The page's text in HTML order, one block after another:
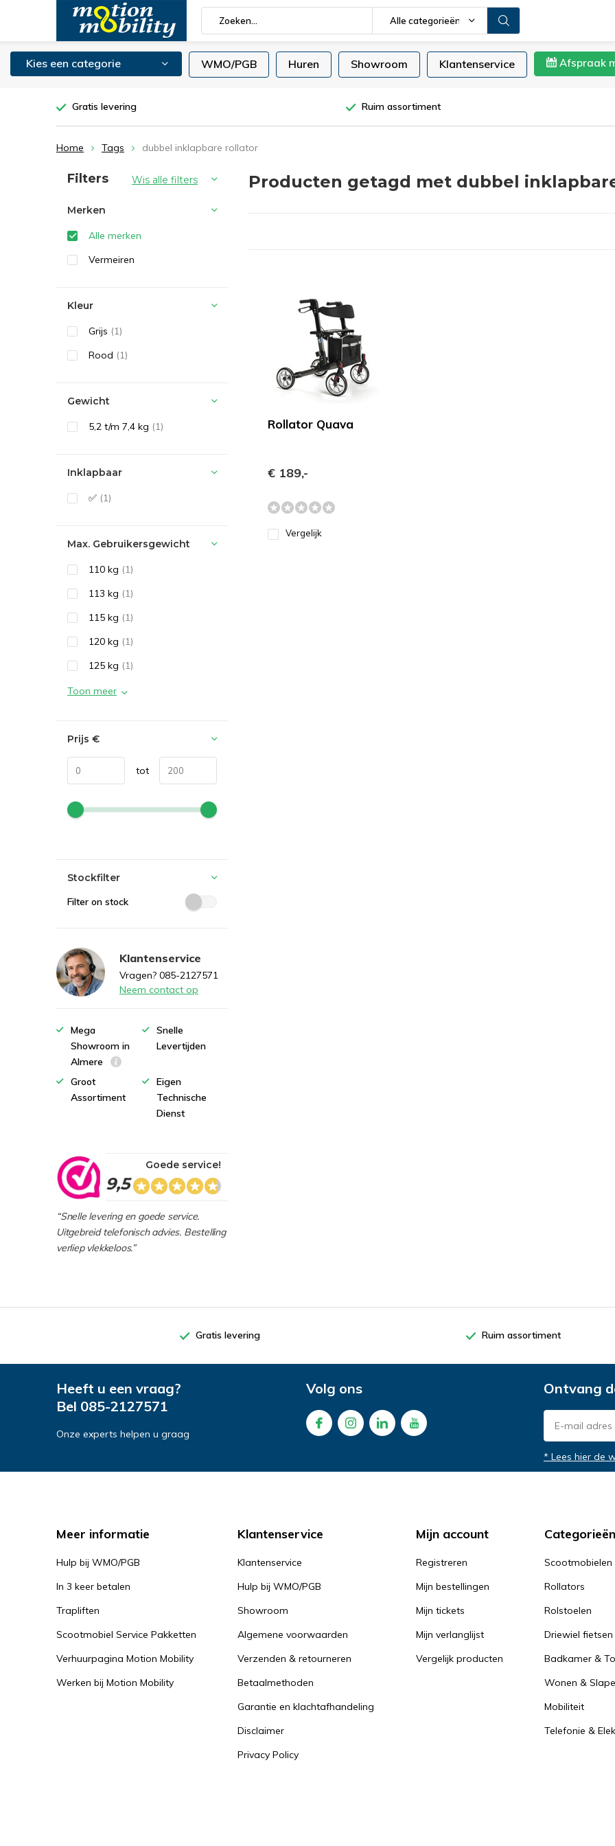
Alle categorieën
Kies een categorie WMO/PGB Huren Showroom Klantenservice Afspraak
Gratis levering Ruim assortiment
Home Tags dubbel inklapbare rollator
Producten getagd met dubbel
Rollator Quava
€ 189,-
Vergelijk
Sorteren op:
Filters Wis alle filters
Merken
Alle merken
Vermeiren
Kleur
Grijs (1)
Rood (1)
Gewicht
5,2 t/m 7,4 kg (1)
Inklapbaar
✅ (1)
Max. Gebruikersgewicht
110 kg (1)
113 kg (1)
115 kg (1)
120 kg (1)
125 kg (1)
Toon meer
Prijs €
tot
Stockfilter
Filter on stock
Klantenservice
Vragen? 085-2127571
Neem contact op
Mega
Showroom in
Almere
Snelle
Levertijden
Groot
Assortiment
Eigen
Technische
Dienst
9,5
Goede service!
“Snelle levering en goede service.
Uitgebreid telefonisch advies. Bestelling
verliep vlekkeloos.”
Gratis levering Ruim assortiment
Heeft u een vraag?
Bel 085-2127571
Onze experts helpen u graag
Volg ons Ontvang
* Lees hier de
Meer informatie
Hulp bij WMO/PGB
In 3 keer betalen
Trapliften
Scootmobiel Service Pakketten
Verhuurpagina Motion Mobility
Werken bij Motion Mobility
Klantenservice
Klantenservice
Hulp bij WMO/PGB
Showroom
Algemene voorwaarden
Verzenden & retourneren
Betaalmethoden
Garantie en klachtafhandeling
Disclaimer
Privacy Policy
Mijn account
Registreren
Mijn bestellingen
Mijn tickets
Mijn verlanglijst
Vergelijk producten
Categorieën
Scootmobielen
Rollators
Rolstoelen
Driewiel fietsen
Badkamer &
Wonen &
Mobiliteit
Telefonie &